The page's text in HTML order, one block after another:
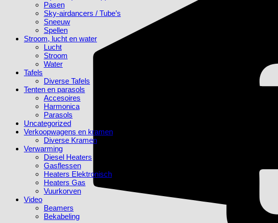
Pasen
Sky-airdancers / Tube’s
Sneeuw
Spellen
Stroom, lucht en water
Lucht
Stroom
Water
Tafels
Diverse Tafels
Tenten en parasols
Accesoires
Harmonica
Parasols
Uncategorized
Verkoopwagens en kramen
Diverse Kramen
Verwarming
Diesel Heaters
Gasflessen
Heaters Elektronisch
Heaters Gas
Vuurkorven
Video
Beamers
Bekabeling